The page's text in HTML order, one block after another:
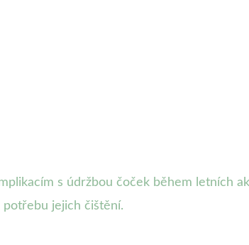
s údržbou čoček během letních
potřebu jejich čištění.